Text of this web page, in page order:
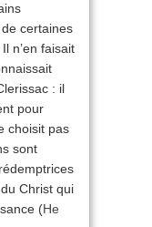
certaines
n’en faisait
: il
pour
choisit pas
sont
Christ qui
(He